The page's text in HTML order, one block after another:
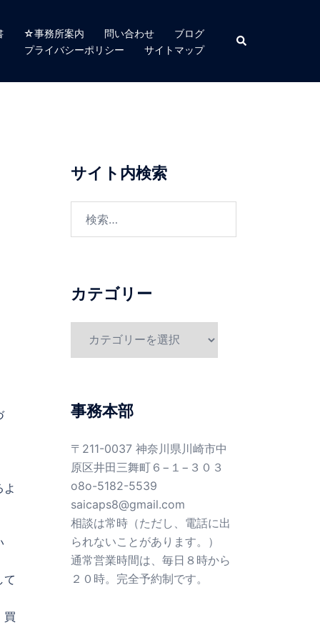
☆事務所案内 問い合わせ
ブログ
プライバシーポリシー
サイトマップ
検
索
て
買
サイト内検索
カテゴリー
ー
事務本部
〒211-0037 神奈川県川崎市中
原区井田三舞町６−１−３０３
o8o-5182-5539
saicaps8@gmail.com
相談は常時（ただし、電話に出
られないことがあります。）
通常営業時間は、毎日８時から
２０時。完全予約制です。